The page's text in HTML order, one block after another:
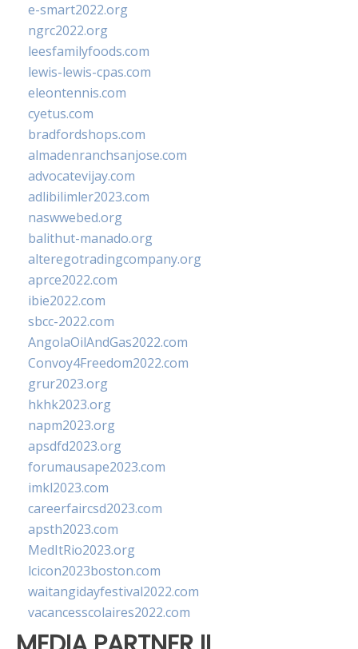
e-smart2022.org
ngrc2022.org
leesfamilyfoods.com
lewis-lewis-cpas.com
eleontennis.com
cyetus.com
bradfordshops.com
almadenranchsanjose.com
advocatevijay.com
adlibilimler2023.com
naswwebed.org
balithut-manado.org
alteregotradingcompany.org
aprce2022.com
ibie2022.com
sbcc-2022.com
AngolaOilAndGas2022.com
Convoy4Freedom2022.com
grur2023.org
hkhk2023.org
napm2023.org
apsdfd2023.org
forumausape2023.com
imkl2023.com
careerfaircsd2023.com
apsth2023.com
MedItRio2023.org
lcicon2023boston.com
waitangidayfestival2022.com
vacancesscolaires2022.com